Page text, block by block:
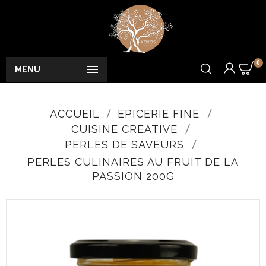

MENU
0
ACCUEIL
EPICERIE FINE
CUISINE CREATIVE
PERLES DE SAVEURS
PERLES CULINAIRES AU FRUIT DE LA
PASSION 200G